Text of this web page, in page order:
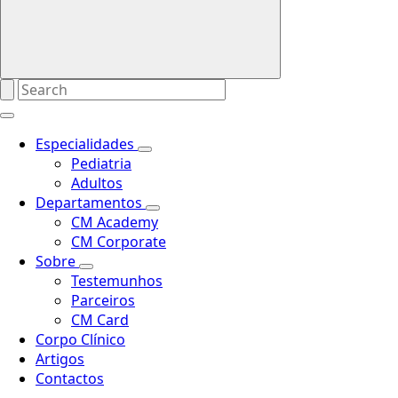
Especialidades
Pediatria
Adultos
Departamentos
CM Academy
CM Corporate
Sobre
Testemunhos
Parceiros
CM Card
Corpo Clínico
Artigos
Contactos